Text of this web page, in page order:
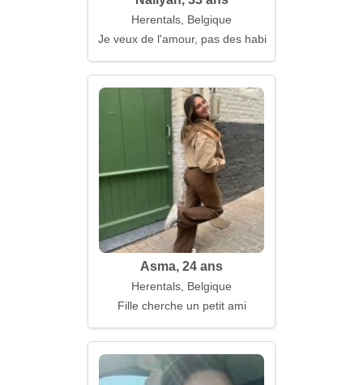
Herentals, Belgique
Je veux de l'amour, pas des habitudes
Asma, 24 ans
Herentals, Belgique
Fille cherche un petit ami